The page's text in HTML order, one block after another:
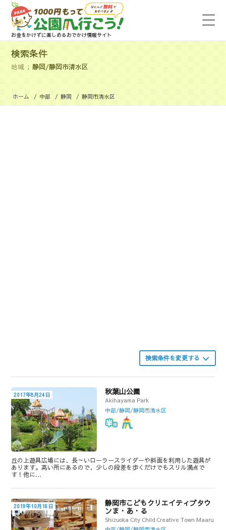
お金をかけずに楽しめるおでかけ情報サイト
検索条件
地域 静岡/静岡市清水区
ホーム / 中部 / 静岡 / 静岡市清水区
検索条件を変更する
2017年8月24日 秋葉山公園
Akihayama Park
中部/静岡/静岡市清水区
丘の上遊具広場には、長～いローラースライダーや斜面を利用した遊具が
あります。高い所にあるので、少しの段差を歩くだけでもスリル満点で
す！他に…
2019年10月16日
静岡市こどもクリエイティブタウ
ンま・あ・る
Shizuoka City Child Creative Town Maaru